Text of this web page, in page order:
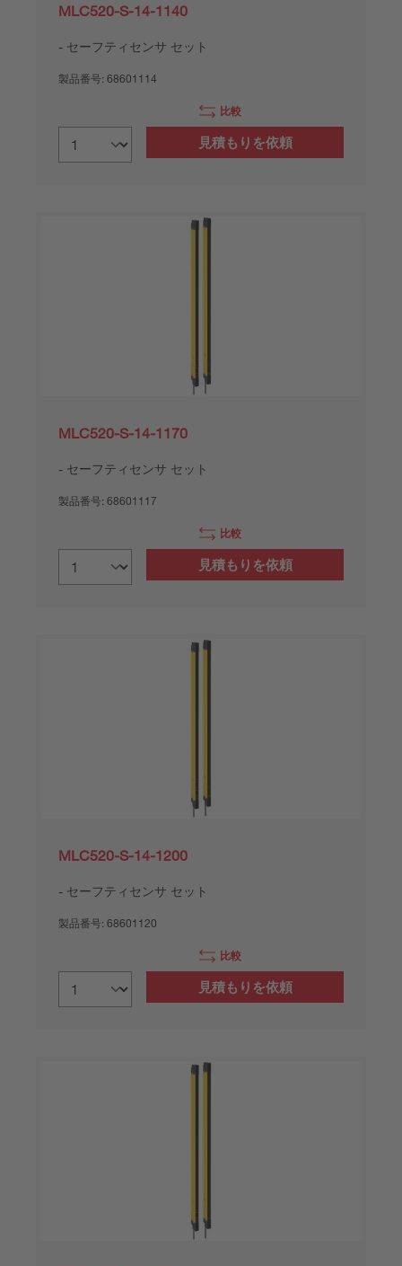
MLC520-S-14-1140
セーフティセンサ セット
製品番号: 68601114
比較
見積もりを依頼
MLC520-S-14-1170
セーフティセンサ セット
製品番号: 68601117
比較
見積もりを依頼
MLC520-S-14-1200
セーフティセンサ セット
製品番号: 68601120
比較
見積もりを依頼